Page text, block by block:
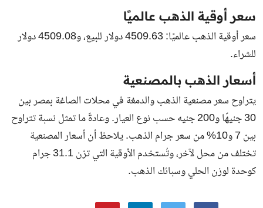
سعر أوقية الذهب عالميًا
سعر أوقية الذهب عالميًا: 4509.63 دولار للبيع، و4509.08 دولار
للشراء.
أسعار الذهب بالمصنعية
يتراوح سعر مصنعية الذهب والدمغة في محلات الصاغة بمصر بين
30 جنيهًا و200 جنيه حسب نوع العيار. وعادةً ما تمثل نسبة تتراوح
بين 7 و10% من سعر جرام الذهب. يلاحظ أن أسعار المصنعية
تختلف من محل لآخر، وتُستخدم الأوقية التي تزن 31.1 جرام
كوحدة لوزن الحلي وسبائك الذهب.